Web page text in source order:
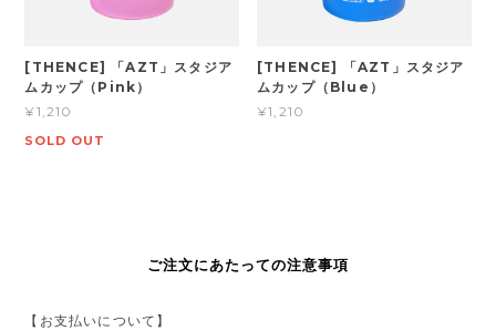
[THENCE] 「AZT」スタジア
ムカップ（Pink）
¥1,210
SOLD OUT
[THENCE] 「AZT」スタジア
ムカップ（Blue）
¥1,210
ご注文にあたっての注意事項
【お支払いについて】